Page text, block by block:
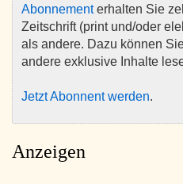
Abonnementerhalten Sie
Zeitschrift (print und/oder
als andere. Dazu können
andere exklusive Inhalte
Jetzt Abonnent werden.
Anzeigen